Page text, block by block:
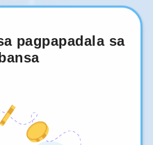
pagpapadala sa